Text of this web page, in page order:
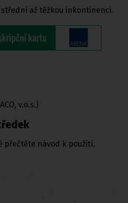
až těžkou inkontinenci.
v.o.s.)
přečtěte návod k použití.